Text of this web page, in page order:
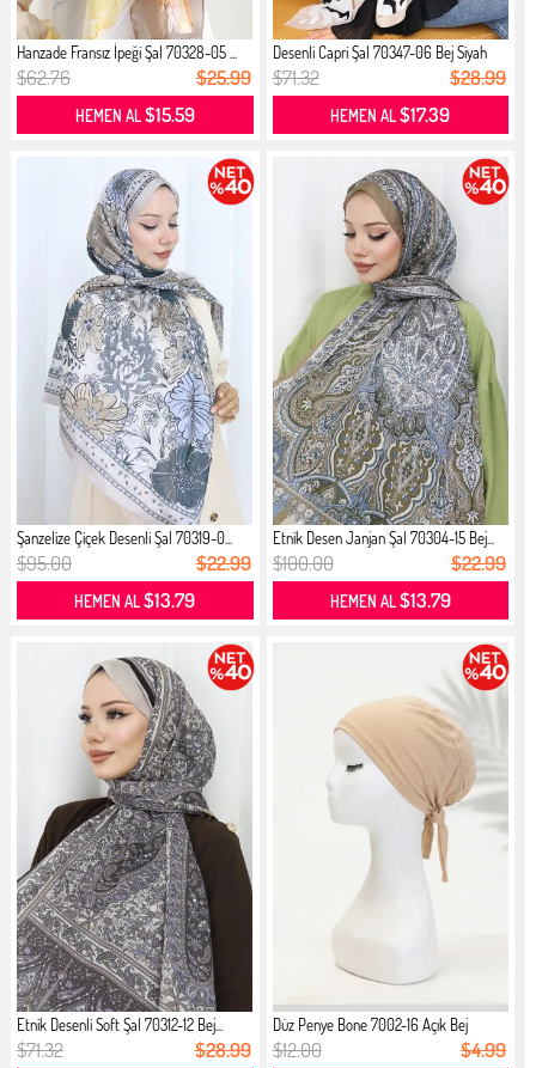
Hanzade Fransız İpeği Şal 70328-05 ...
$62.76 $25.99
HEMEN AL$15.59
Desenli Capri Şal 70347-06 Bej Siyah
$71.32 $28.99
HEMEN AL$17.39
Şanzelize Çiçek Desenli Şal 70319-0...
$95.00 $22.99
HEMEN AL$13.79
Etnik Desen Janjan Şal 70304-15 Bej...
$100.00 $22.99
HEMEN AL$13.79
Etnik Desenli Soft Şal 70312-12 Bej...
$71.32 $28.99
Düz Penye Bone 7002-16 Açık Bej
$12.00 $4.99